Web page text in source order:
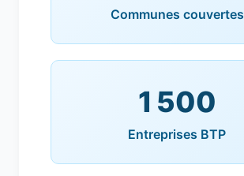
Communes couvertes
1 500
Entreprises BTP